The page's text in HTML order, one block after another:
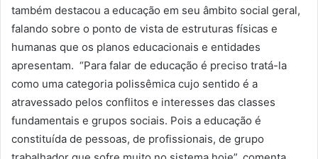
também destacou a educação em seu âmbito social geral,
falando sobre o ponto de vista de estruturas físicas e
humanas que os planos educacionais e entidades
apresentam. “Para falar de educação é preciso tratá-la
como uma categoria polissêmica cujo sentido é a
atravessado pelos conflitos e interesses das classes
fundamentais e grupos sociais. Pois a educação é
constituída de pessoas, de profissionais, de grupo